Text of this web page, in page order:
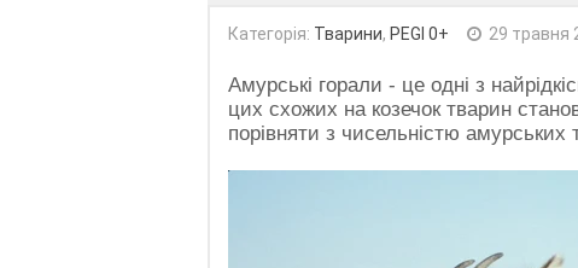
Категорія: Тварини, PEGI 0+ 29 травня
Амурські горали - це одні з
цих схожих на козечок тварин
порівняти з чисельністю